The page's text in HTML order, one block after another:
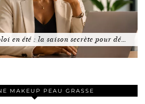
en été : la saison secrète pour dé…
MAKEUP PEAU GRASSE